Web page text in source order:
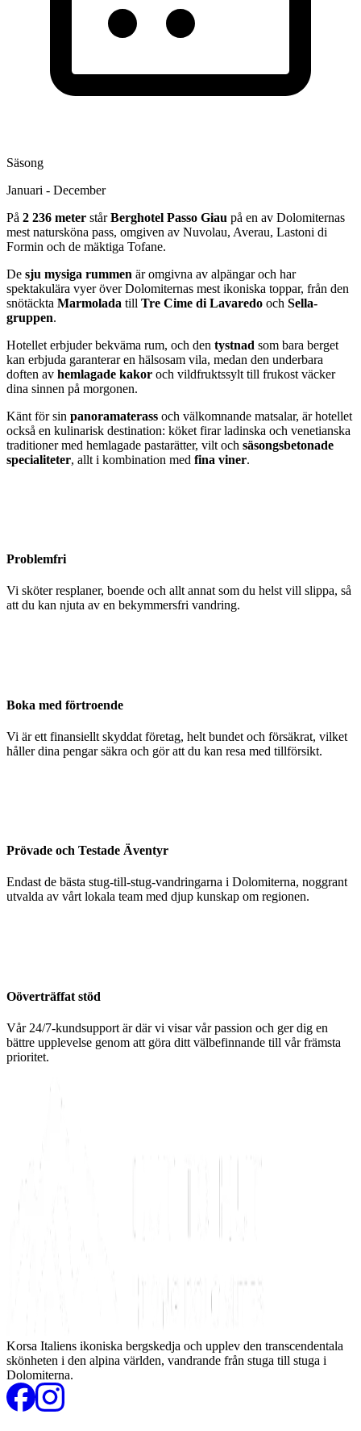
Säsong
Januari - December
På 2 236 meter stårBerghotel Passo Giau på en av Dolomiternas
mest natursköna pass, omgiven av Nuvolau, Averau, Lastoni di
Formin och de mäktiga Tofane.
De sju mysiga rummen är omgivna av alpängar och har
spektakulära vyer över Dolomiternas mest ikoniska toppar, från den
snötäckta Marmolada till Tre Cime di Lavaredo och Sella-
gruppen.
Hotellet erbjuder bekväma rum, och den tystnad som bara berget
kan erbjuda garanterar en hälsosam vila, medan den underbara
doften av hemlagade kakor och vildfruktssylt till frukost väcker
dina sinnen på morgonen.
Känt för sin panoramaterass och välkomnande matsalar, är hotellet
också en kulinarisk destination: köket firar ladinska och venetianska
traditioner med hemlagade pastarätter, vilt och säsongsbetonade
specialiteter, allt i kombination med fina viner.
Problemfri
Vi sköter resplaner, boende och allt annat som du helst vill slippa, så
att du kan njuta av en bekymmersfri vandring.
Boka med förtroende
Vi är ett finansiellt skyddat företag, helt bundet och försäkrat, vilket
håller dina pengar säkra och gör att du kan resa med tillförsikt.
Prövade och Testade Äventyr
Endast de bästa stug-till-stug-vandringarna i Dolomiterna, noggrant
utvalda av vårt lokala team med djup kunskap om regionen.
Oöverträffat stöd
Vår 24/7-kundsupport är där vi visar vår passion och ger dig en
bättre upplevelse genom att göra ditt välbefinnande till vår främsta
prioritet.
Korsa Italiens ikoniska bergskedja och upplev den transcendentala
skönheten i den alpina världen, vandrande från stuga till stuga i
Dolomiterna.